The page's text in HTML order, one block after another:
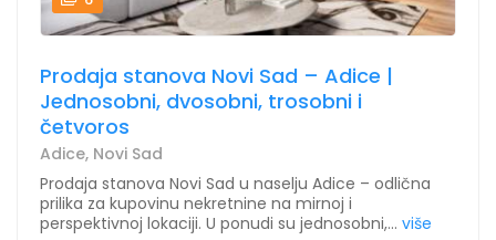
Prodaja stanova Novi Sad – Adice |
Jednosobni, dvosobni, trosobni i
četvoros
Adice, Novi Sad
Prodaja stanova Novi Sad u naselju Adice – odlična
prilika za kupovinu nekretnine na mirnoj i
perspektivnoj lokaciji. U ponudi su jednosobni,... više